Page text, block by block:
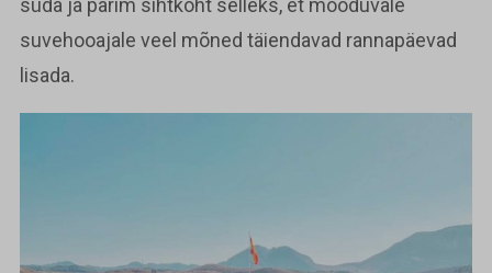
süda ja parim sihtkoht selleks, et mööduvale
suvehooajale veel mõned täiendavad rannapäevad
lisada.